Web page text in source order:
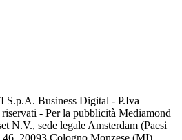
S.p.A. Business Digital - P.Iva
- Per la pubblicità Mediamond
N.V., sede legale Amsterdam (Paesi